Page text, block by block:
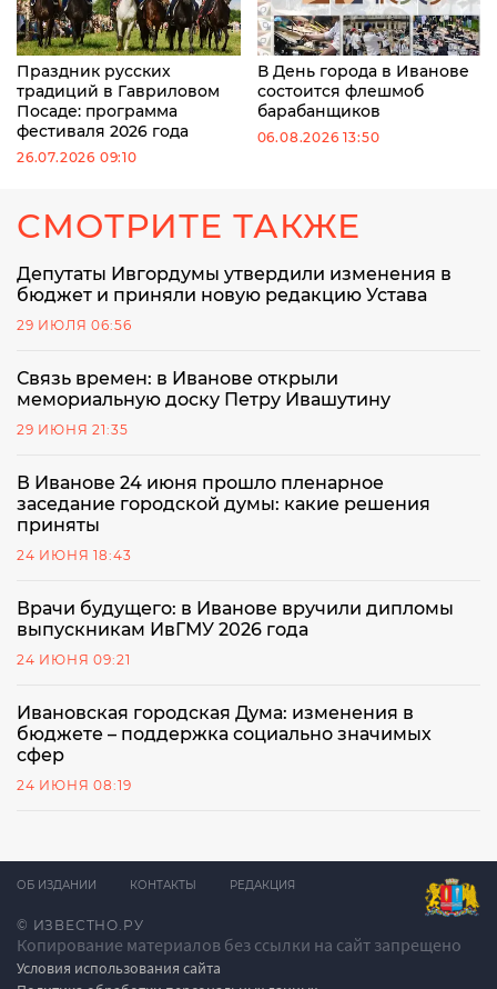
Праздник русских
традиций в Гавриловом
Посаде: программа
фестиваля 2026 года
26.07.2026 09:10
В День города в Иванове
состоится флешмоб
барабанщиков
06.08.2026 13:50
СМОТРИТЕ ТАКЖЕ
Депутаты Ивгордумы утвердили изменения в
бюджет и приняли новую редакцию Устава
29 ИЮЛЯ 06:56
Связь времен: в Иванове открыли
мемориальную доску Петру Ивашутину
29 ИЮНЯ 21:35
В Иванове 24 июня прошло пленарное
заседание городской думы: какие решения
приняты
24 ИЮНЯ 18:43
Врачи будущего: в Иванове вручили дипломы
выпускникам ИвГМУ 2026 года
24 ИЮНЯ 09:21
Ивановская городская Дума: изменения в
бюджете – поддержка социально значимых
сфер
24 ИЮНЯ 08:19
© ИЗВЕСТНО.РУ
Копирование материалов без ссылки на сайт запрещено
Условия использования сайта
ОБ ИЗДАНИИ КОНТАКТЫ РЕДАКЦИЯ